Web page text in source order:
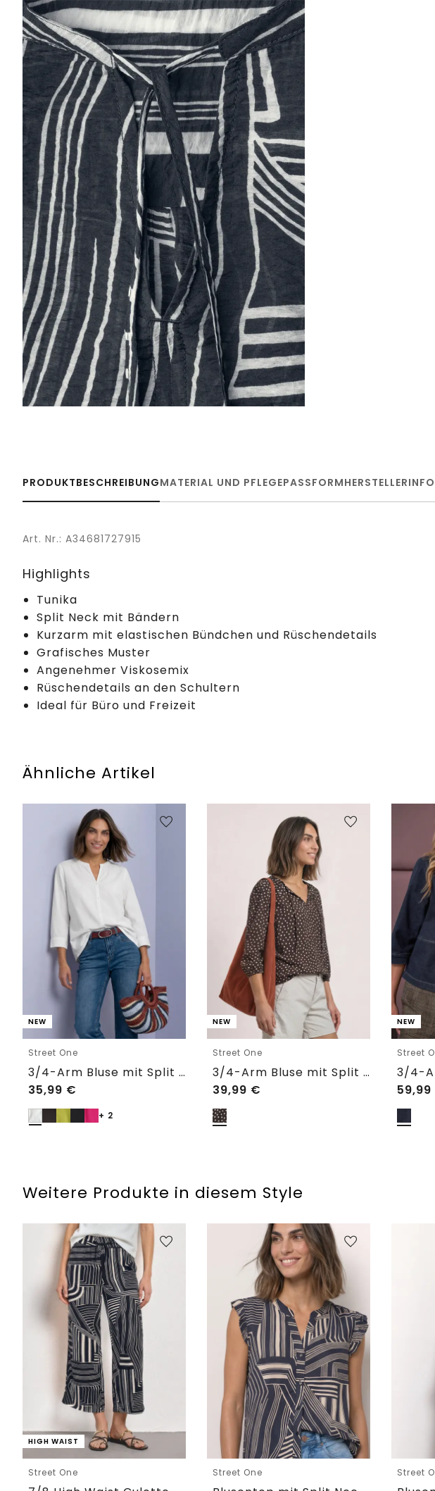
PRODUKTBESCHREIBUNGMATERIAL UND PFLEGEPASSFORM
Art. Nr.: A34681727915
Highlights
Tunika
Split Neck mit Bändern
Kurzarm mit elastischen Bündchen und Rüschendetails
Grafisches Muster
Angenehmer Viskosemix
Rüschendetails an den Schultern
Ideal für Büro und Freizeit
Ähnliche Artikel
NEW
Street One
3/4-Arm Bluse mit Split Neck
35,99 €
+ 2
NEW
Street One
3/4-Arm Bluse mit Split Neck und Bändern
39,99 €
NEW
Street
59,99
Weitere Produkte in diesem Style
HIGH WAIST
Street One Street One Street